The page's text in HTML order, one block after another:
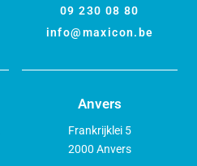
09 230 08 80
info@maxicon.be
Anvers
Frankrijklei 5
2000 Anvers